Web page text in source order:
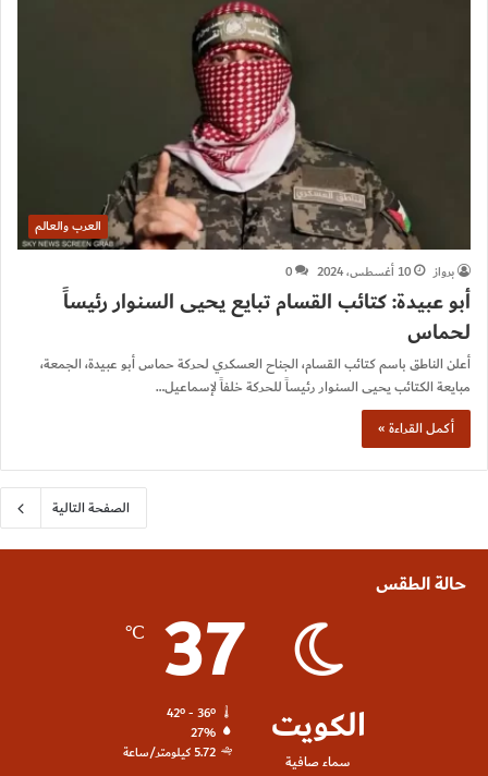
العرب والعالم
برواز
10 أغسطس، 2024 0
أبو عبيدة: كتائب القسام تبايع يحيى السنوار رئيساً
لحماس
أعلن الناطق باسم كتائب القسام، الجناح العسكري لحركة حماس أبو عبيدة، الجمعة،
مبايعة الكتائب يحيى السنوار رئيساً للحركة خلفاً لإسماعيل…
أكمل القراءة »
الصفحة التالية
حالة الطقس
الكويت
سماء صافية
37
℃
42º - 36º
27%
5.72 كيلومتر/ساعة